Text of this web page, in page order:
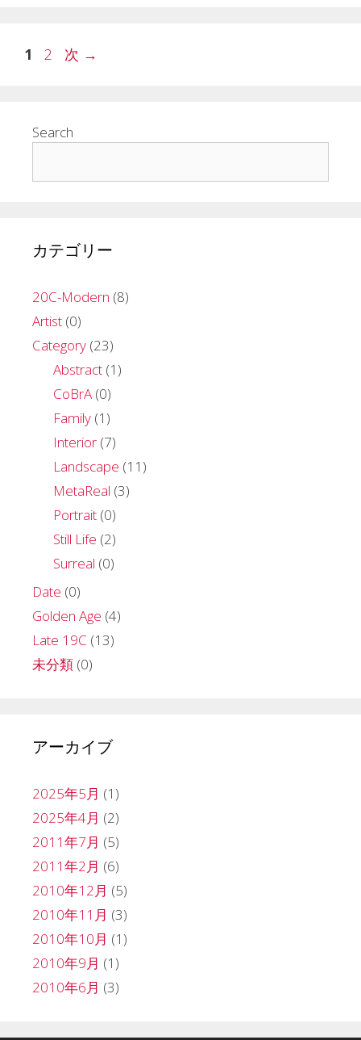
ペ
1
ペ
2 次 →
Search
カテゴリー
20C-Modern (8)
Artist (0)
Category (23)
Abstract(1)
CoBrA(0)
Family(1)
Interior(7)
Landscape (11)
MetaReal (3)
Portrait(0)
Still Life (2)
Surreal (0)
Date (0)
Golden Age (4)
Late 19C (13)
未分類 (0)
アーカイブ
2025年5月 (1)
2025年4月 (2)
2011年7月 (5)
2011年2月 (6)
2010年12月 (5)
2010年11月 (3)
2010年10月 (1)
2010年9月 (1)
2010年6月 (3)